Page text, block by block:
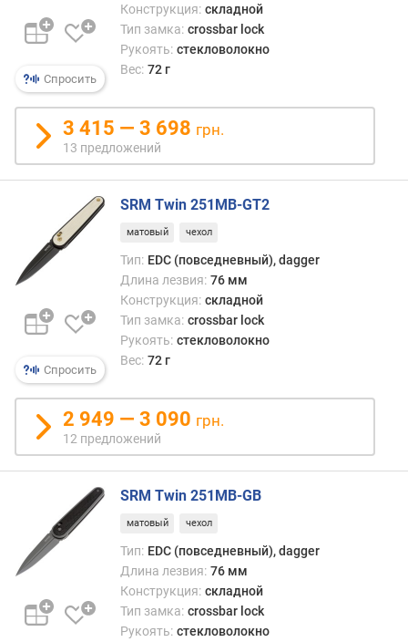
)
о
л
в
ц
и
(
ш
)
д
л
и
н
л
о
н
Спросить
Конструкция: складной
Тип замка: crossbar lock
Рукоять: стекловолокно
Вес: 72 г
3 415 — 3 698 грн.
13 предложений
Спросить
SRM Twin 251MB-GT2
матовый чехол
Тип: EDC (повседневный), dagger
Длина лезвия: 76 мм
Конструкция: складной
Тип замка: crossbar lock
Рукоять: стекловолокно
Вес: 72 г
2 949 — 3 090 грн.
12 предложений
SRM Twin 251MB-GB
матовый чехол
Тип: EDC (повседневный), dagger
Длина лезвия: 76 мм
Конструкция: складной
Тип замка: crossbar lock
Рукоять: стекловолокно